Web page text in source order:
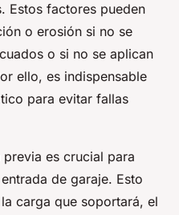
Estos factores pueden
o erosión si no se
o si no se aplican
ello, es indispensable
para evitar fallas
es crucial para
de garaje. Esto
carga que soportará, el